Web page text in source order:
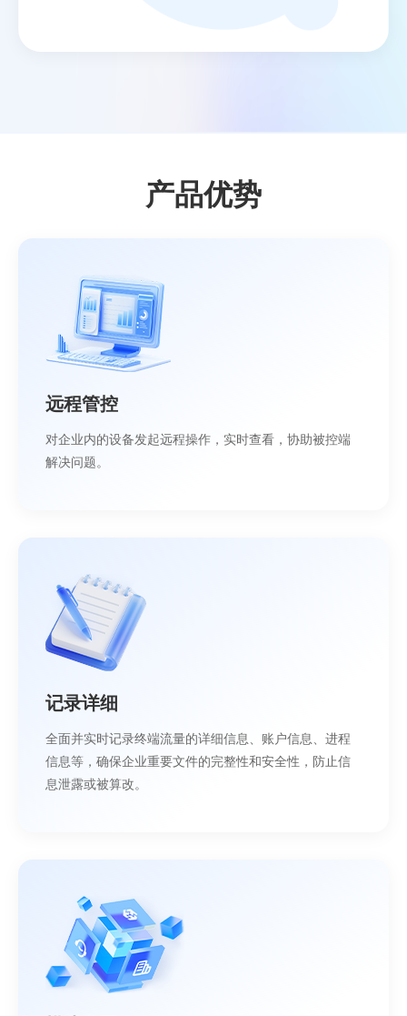
产品优势
远程管控
对企业内的设备发起远程操作，实时查看，协助被控端
解决问题。
记录详细
全面并实时记录终端流量的详细信息、账户信息、进程
信息等，确保企业重要文件的完整性和安全性，防止信
息泄露或被算改。